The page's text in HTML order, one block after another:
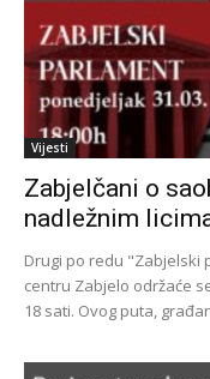
Vijesti
Zabjelčani o
nadležnim
Drugi po redu "Zabjelski
centru Zabjelo održaće
18 sati. Ovog puta,